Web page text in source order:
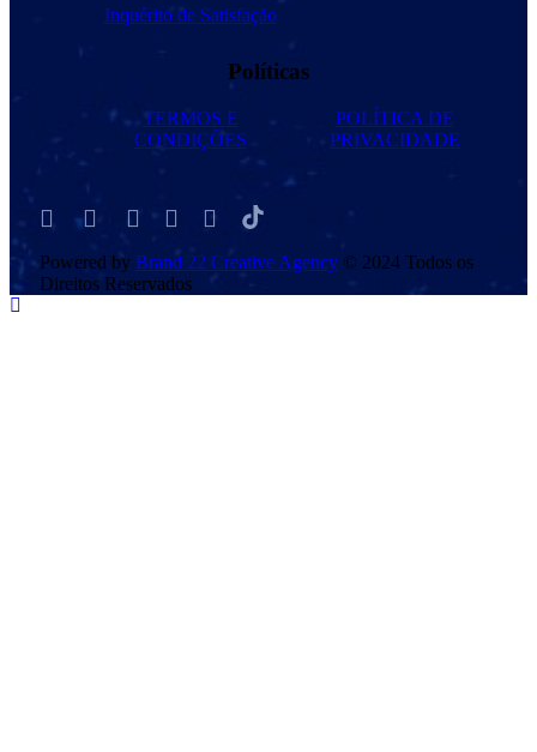
Inquérito de Satisfação
Políticas
TERMOS E
CONDIÇÕES
POLÍTICA DE
PRIVACIDADE
Powered by Brand 22 Creative Agency © 2024 Todos os
Direitos Reservados